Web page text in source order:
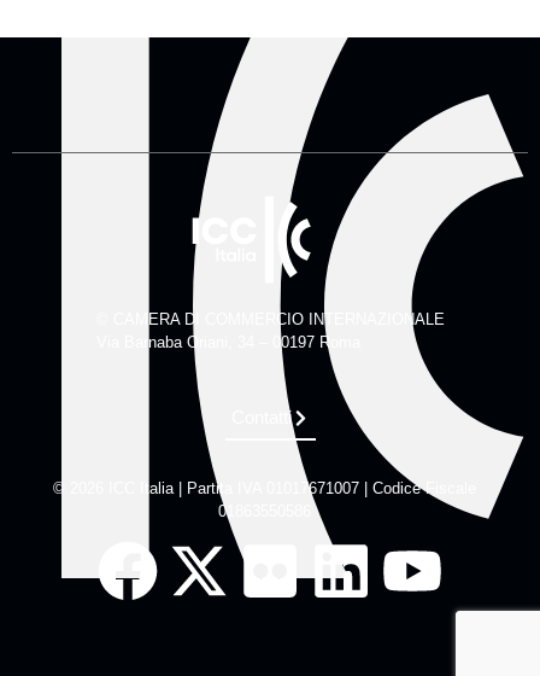
© CAMERA DI COMMERCIO INTERNAZIONALE
Via Barnaba Oriani, 34 – 00197 Roma
Contatti
© 2026 ICC Italia | Partita IVA 01017671007 | Codice Fiscale
01863550586